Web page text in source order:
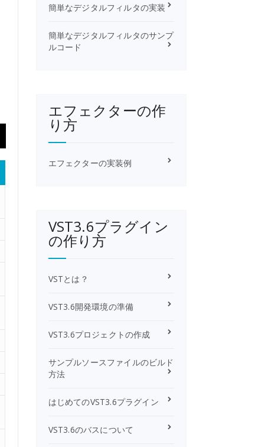
簡単なデジタルフィルタの実装
簡単なデジタルフィルタのサンプ
ルコード
エフェクターの作
り方
エフェクターの実装例
VST3.6プラグイン
の作り方
VSTとは？
VST3.6開発環境の準備
VST3.6プロジェクトの作成
サンプルソースファイルのビルド
方法
はじめてのVST3.6プラグイン
VST3.6のバスについて